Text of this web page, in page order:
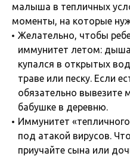
малыша в тепличных
моменты, на которые
Желательно, чтобы
иммунитет летом:
купался в открытых
траве или песку. Если
обязательно
бабушке в деревню.
Иммунитет
под атакой вирусов.
приучайте сына или